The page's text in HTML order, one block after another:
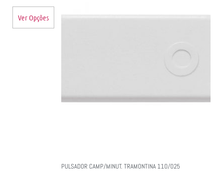
Ver Opções
PULSADOR CAMP/MINUT. TRAMONTINA 110/025